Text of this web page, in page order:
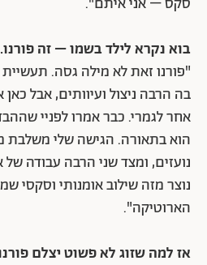
בוא נקרא לילד בשמו – זה פורנו.
"פורנו זאת לא מילה גסה.
בה הרבה ניצול ועיוותים, אבל
אחר לגמרי. כבר אמרו לפניי
הוא בתאורה. הגישה שלי משלבת
נועזים, ומצד שני הרבה עבודה של
נוצר מזה שילוב אומנותי וסקסי
הארוטיקה".
אז למה שזוג לא פשוט יצלם